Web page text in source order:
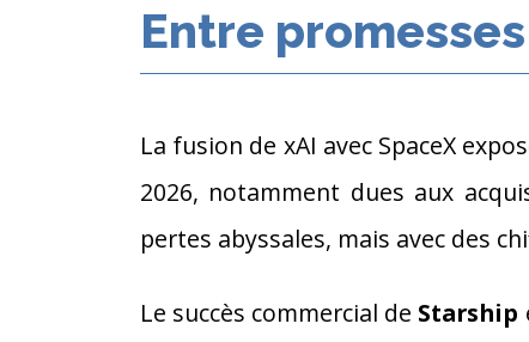
Entre
La fusion de xAI avec SpaceX
2026, notamment dues aux
pertes abyssales, mais avec des
Le succès commercial de Starship